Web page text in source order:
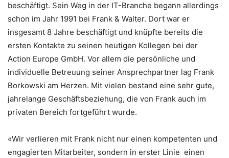
beschäftigt. Sein Weg in der IT-Branche begann allerdings
schon im Jahr 1991 bei Frank & Walter. Dort war er
insgesamt 8 Jahre beschäftigt und knüpfte bereits die
ersten Kontakte zu seinen heutigen Kollegen bei der
Action Europe GmbH. Vor allem die persönliche und
individuelle Betreuung seiner Ansprechpartner lag Frank
Borkowski am Herzen. Mit vielen bestand eine sehr gute,
jahrelange Geschäftsbeziehung, die von Frank auch im
privaten Bereich fortgeführt wurde.
«Wir verlieren mit Frank nicht nur einen kompetenten und
engagierten Mitarbeiter, sondern in erster Linie einen